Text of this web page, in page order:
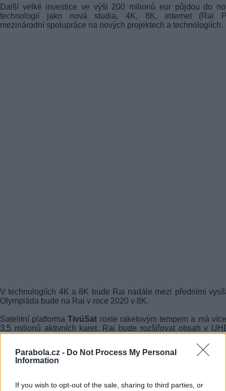
Parabola.cz - Do Not Process My Personal
Information
If you wish to opt-out of the sale, sharing to third parties, or
Další velké investice ve výši 200 milionů eur půjdou do
technologií jako nová studia, 4K, 8K, internet (Rai
mezinárodní spolupráce na nových projektech a technologiích.
V technologiích 4K a 8K bude Rai nadále mezi předními
Olympiáda bude na Rai v roce 2020 v 8K.
Satelitní platformaTivúSat roste raketovým tempem a má
3,5 milionů aktivních karet. Rai bude rozšiřovat obsah v
programu Rai 4K a po rozšíření kapacity by měly vzniknout
programy. Se satelitním operátorem Eutelsat již
pronájem nového transpondéru pro nové HD a UHD programy.
Salinim která proběhla na tiskové konferenci.